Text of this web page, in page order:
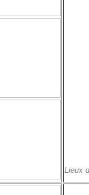
Lieux